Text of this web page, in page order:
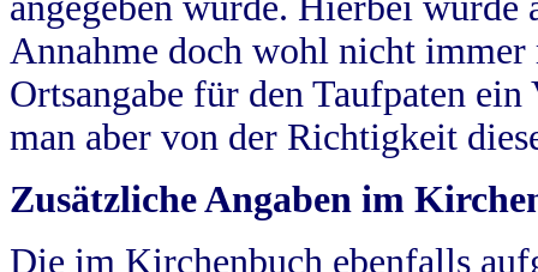
Annahme doch wohl nicht
Ortsangabe für den Taufpaten
man aber von der Richtigkeit
Zusätzliche Angaben im
Die im Kirchenbuch ebenfalls